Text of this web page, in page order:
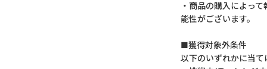
・商品の購入によっ
能性がございます。
■獲得対象外条件
以下のいずれかに当